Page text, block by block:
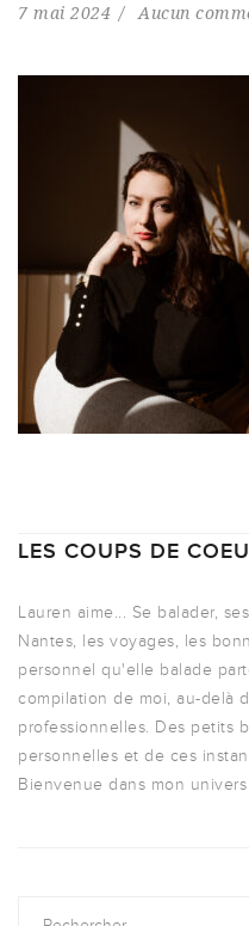
7 mai 2024 Aucun
LES COUPS DE
Lauren aime... Se balader,
Nantes, les voyages, les
personnel qu'elle balade
compilation de moi, au-delà
professionnelles. Des petits
personnelles et de ces
Bienvenue dans mon univers